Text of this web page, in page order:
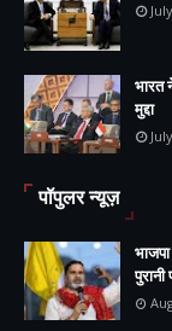
भारत
मुद्दा
पॉपुलर न्यूज़
पुरानी